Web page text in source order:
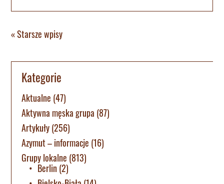
« Starsze wpisy
Kategorie
Aktualne (47)
Aktywna męska grupa (87)
Artykuły(256)
Azymut – informacje (16)
Grupy lokalne (813)
Berlin (2)